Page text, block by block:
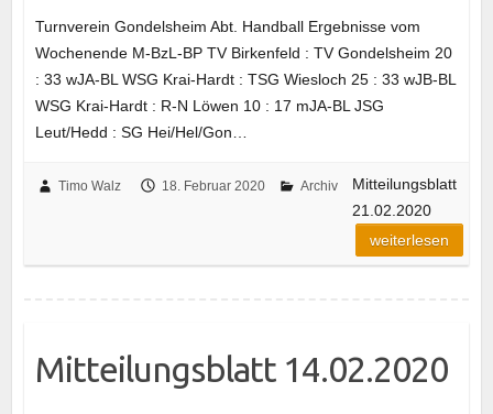
Turnverein Gondelsheim Abt. Handball Ergebnisse vom
Wochenende M-BzL-BP TV Birkenfeld : TV Gondelsheim 20
: 33 wJA-BL WSG Krai-Hardt : TSG Wiesloch 25 : 33 wJB-BL
WSG Krai-Hardt : R-N Löwen 10 : 17 mJA-BL JSG
Leut/Hedd : SG Hei/Hel/Gon…
Timo Walz 18. Februar 2020 Archiv
Mitteilungsblatt
21.02.2020
weiterlesen
Mitteilungsblatt 14.02.2020